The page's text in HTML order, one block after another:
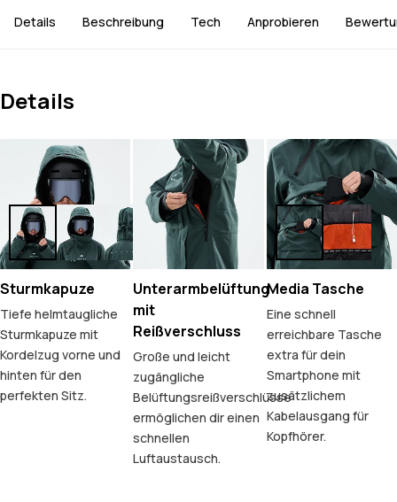
Details Beschreibung Tech Anprobieren
Details
Sturmkapuze
Tiefe helmtaugliche
Sturmkapuze mit
Kordelzug vorne und
hinten für den
perfekten Sitz.
Unterarmbelüftung
mit
Reißverschluss
Große und leicht
zugängliche
Belüftungsreißverschlüsse
ermöglichen dir einen
schnellen
Luftaustausch.
Media Tasche
Eine schnell
erreichbare Tasche
extra für dein
Smartphone mit
zusätzlichem
Kabelausgang für
Kopfhörer.